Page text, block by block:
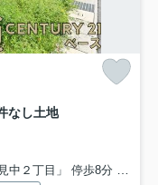
なし土地
中２丁目」 停歩8分